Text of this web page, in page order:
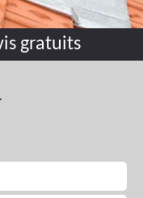
gratuits